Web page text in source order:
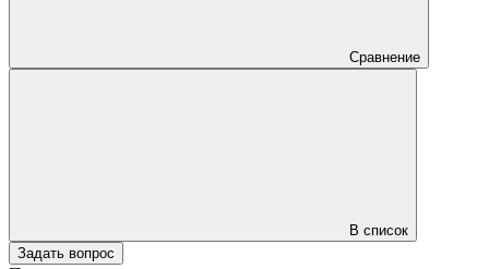
Сравнение
В список
Задать вопрос